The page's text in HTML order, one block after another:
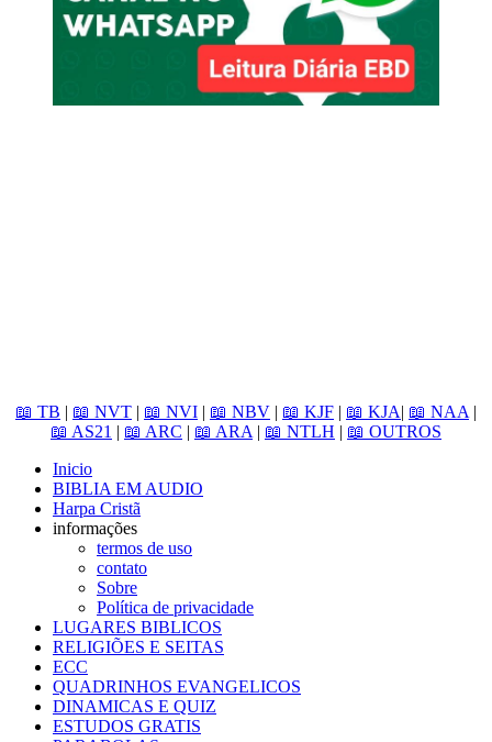
📖 TB | 📖 NVT | 📖 NVI | 📖 NBV | 📖 KJF | 📖 KJA| 📖 NAA |
📖 AS21 | 📖 ARC | 📖 ARA | 📖 NTLH | 📖 OUTROS
Inicio
BIBLIA EM AUDIO
Harpa Cristã
informações
termos de uso
contato
Sobre
Política de privacidade
LUGARES BIBLICOS
RELIGIÕES E SEITAS
ECC
QUADRINHOS EVANGELICOS
DINAMICAS E QUIZ
ESTUDOS GRATIS